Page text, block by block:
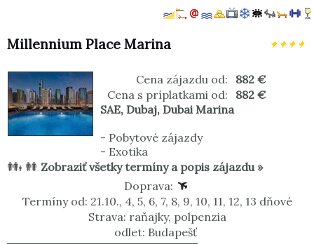
Millennium Place Marina
Cena zájazdu od:
882 €
Cena s príplatkami od:
882 €
SAE, Dubaj, Dubai Marina
- Pobytové zájazdy
- Exotika
Zobraziť všetky termíny a popis zájazdu »
Doprava:
Termíny od: 21.10., 4, 5, 6, 7, 8, 9, 10, 11, 12, 13 dňové
Strava: raňajky, polpenzia
odlet: Budapešť